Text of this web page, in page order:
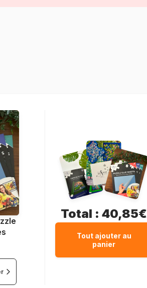
Total : 40,85€
Tout ajouter au
panier